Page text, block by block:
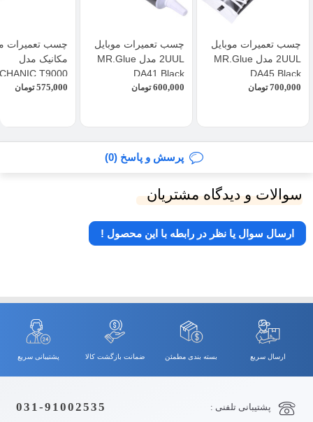
چسب تعمیرات موبایل
2UUL مدل MR.Glue
DA45 Black
700,000 تومان
چسب تعمیرات موبایل
2UUL مدل MR.Glue
DA41 Black
600,000 تومان
چسب تعمیرات
مکانیک مدل
T9000
575,000 تومان
پرسش و پاسخ (0)
سوالات و دیدگاه مشتریان
ارسال سوال یا نظر در رابطه با این محصول !
ارسال سریع بسته بندی مطمئن ضمانت بازگشت کالا پشتیبانی سریع
پشتیبانی تلفنی : 031-91002535